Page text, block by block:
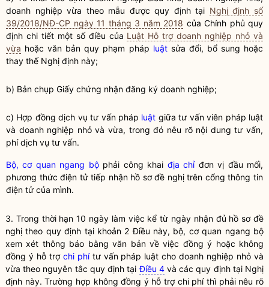
doanh nghiệp vừa theo mẫu được quy định tại Nghị định số
39/2018/NĐ-CP ngày 11 tháng 3 năm 2018 của Chính phủ quy
định chi tiết một số điều của Luật Hỗ trợ doanh nghiệp nhỏ và
vừa hoặc văn bản quy phạm pháp luậtsửa đổi, bổ sung hoặc
thay thế Nghị định này;
b) Bản chụp Giấy chứng nhận đăng ký doanh nghiệp;
c) Hợp đồng dịch vụ tư vấn pháp luật giữa tư vấn viên pháp luật
và doanh nghiệp nhỏ và vừa, trong đó nêu rõ nội dung tư vấn,
phí dịch vụ tư vấn.
Bộ, cơ quan ngang bộphải công khai địa chỉđơn vị đầu mối,
phương thức điện tử tiếp nhận hồ sơ đề nghị trên cổng thông tin
điện tử của mình.
3. Trong thời hạn 10 ngày làm việc kể từ ngày nhận đủ hồ sơ đề
nghị theo quy định tại khoản 2 Điều này, bộ, cơ quan ngang bộ
xem xét thông báo bằng văn bản về việc đồng ý hoặc không
đồng ý hỗ trợ chi phítư vấn pháp luật cho doanh nghiệp nhỏ và
vừa theo nguyên tắc quy định tạiĐiều 4và các quy định tại Nghị
định này. Trường hợp không đồng ý hỗ trợ chi phíthì phải nêu rõ